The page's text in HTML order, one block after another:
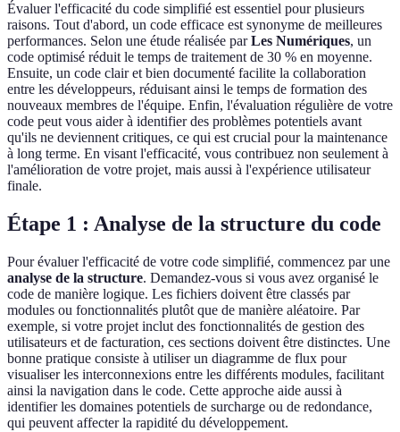
Évaluer l'efficacité du code simplifié est essentiel pour plusieurs
raisons. Tout d'abord, un code efficace est synonyme de meilleures
performances. Selon une étude réalisée parLes Numériques, un
code optimisé réduit le temps de traitement de 30 % en moyenne.
Ensuite, un code clair et bien documenté facilite la collaboration
entre les développeurs, réduisant ainsi le temps de formation des
nouveaux membres de l'équipe. Enfin, l'évaluation régulière de votre
code peut vous aider à identifier des problèmes potentiels avant
qu'ils ne deviennent critiques, ce qui est crucial pour la maintenance
à long terme. En visant l'efficacité, vous contribuez non seulement à
l'amélioration de votre projet, mais aussi à l'expérience utilisateur
finale.
Étape 1 : Analyse de la structure du code
Pour évaluer l'efficacité de votre code simplifié, commencez par une
analyse de la structure. Demandez-vous si vous avez organisé le
code de manière logique. Les fichiers doivent être classés par
modules ou fonctionnalités plutôt que de manière aléatoire. Par
exemple, si votre projet inclut des fonctionnalités de gestion des
utilisateurs et de facturation, ces sections doivent être distinctes. Une
bonne pratique consiste à utiliser un diagramme de flux pour
visualiser les interconnexions entre les différents modules, facilitant
ainsi la navigation dans le code. Cette approche aide aussi à
identifier les domaines potentiels de surcharge ou de redondance,
qui peuvent affecter la rapidité du développement.